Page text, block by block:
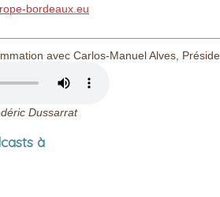
bordeaux.eu
avec Carlos-Manuel Alves,
Dussarrat
à